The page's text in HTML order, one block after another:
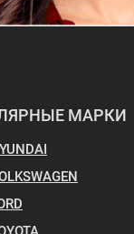
МАРКИ